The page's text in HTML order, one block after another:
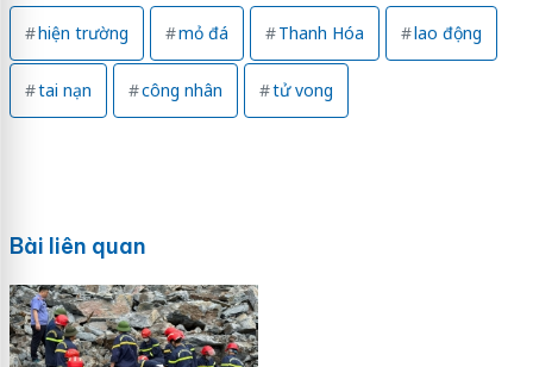
hiện trường mỏ đá Thanh Hóa lao động
tai nạn công nhân tử vong
Bài liên quan